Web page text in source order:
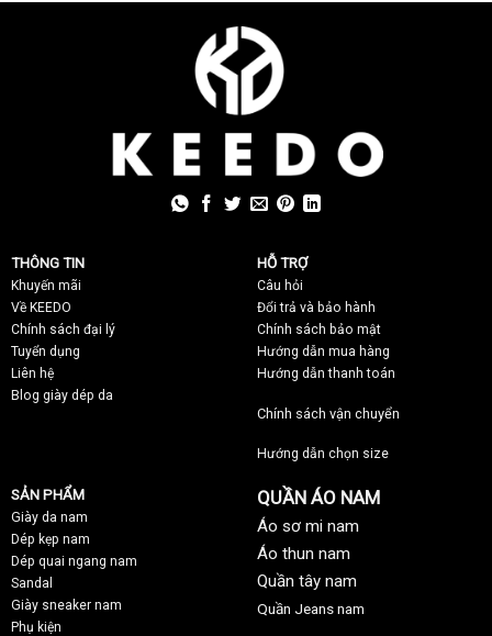
THÔNG TIN
Khuyến mãi
Về KEEDO
Chính sách đại lý
Tuyển dụng
Liên hệ
Blog giày dép da
HỖ TRỢ
Câu hỏi
Đổi trả và bảo hành
Chính sách bảo mật
Hướng dẫn mua hàng
Hướng dẫn thanh toán
Chính sách vận chuyển
Hướng dẫn chọn size
SẢN PHẨM
Giày da nam
Dép kẹp nam
Dép quai ngang nam
Sandal
Giày sneaker nam
Phụ kiện
QUẦN ÁO NAM
Áo sơ mi nam
Áo thun nam
Quần tây nam
Quần Jeans nam